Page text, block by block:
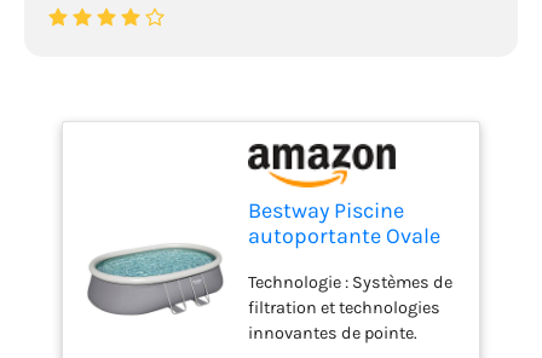
Bestway Piscine
autoportante Ovale
122 cm avec
Filtration
Technologie : Systèmes de
filtration et technologies
innovantes de pointe.